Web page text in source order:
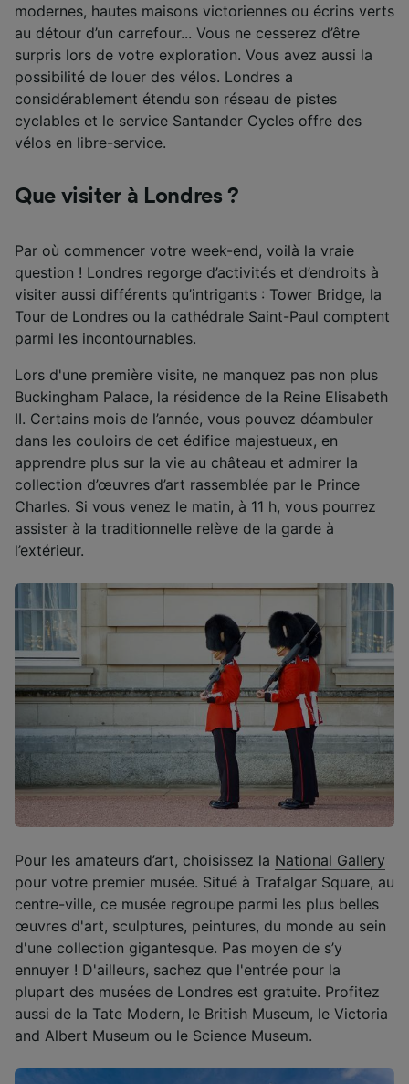
modernes, hautes maisons victoriennes ou écrins verts
au détour d’un carrefour... Vous ne cesserez d’être
surpris lors de votre exploration. Vous avez aussi la
possibilité de louer des vélos. Londres a
considérablement étendu son réseau de pistes
cyclables et le service Santander Cycles offre des
vélos en libre-service.
Que visiter à Londres ?
Par où commencer votre week-end, voilà la vraie
question ! Londres regorge d’activités et d’endroits à
visiter aussi différents qu’intrigants : Tower Bridge, la
Tour de Londres ou la cathédrale Saint-Paul comptent
parmi les incontournables.
Lors d'une première visite, ne manquez pas non plus
Buckingham Palace, la résidence de la Reine Elisabeth
II. Certains mois de l’année, vous pouvez déambuler
dans les couloirs de cet édifice majestueux, en
apprendre plus sur la vie au château et admirer la
collection d’œuvres d’art rassemblée par le Prince
Charles. Si vous venez le matin, à 11 h, vous pourrez
assister à la traditionnelle relève de la garde à
l’extérieur.
Pour les amateurs d’art, choisissez la National Gallery
pour votre premier musée. Situé à Trafalgar Square, au
centre-ville, ce musée regroupe parmi les plus belles
œuvres d'art, sculptures, peintures, du monde au sein
d'une collection gigantesque. Pas moyen de s’y
ennuyer ! D'ailleurs, sachez que l'entrée pour la
plupart des musées de Londres est gratuite. Profitez
aussi de la Tate Modern, le British Museum, le Victoria
and Albert Museum ou le Science Museum.